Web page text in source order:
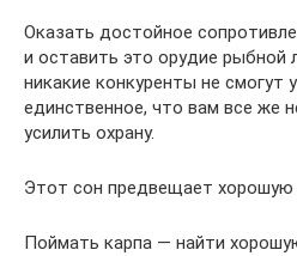
Оказать достойное
и оставить это орудие рыбной
никакие конкуренты не смогут
единственное, что вам все же
усилить охрану.
Этот сон предвещает хорошую
Поймать карпа — найти